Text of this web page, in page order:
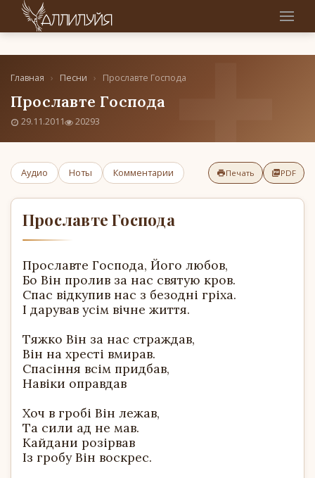
Главная › Песни › Прославте Господа
Прославте Господа
29.11.2011 20293
Аудио Ноты Комментарии Печать PDF
Прославте Господа
Прославте Господа, Його любов,
Бо Він пролив за нас святую кров.
Спас відкупив нас з безодні гріха.
І дарував усім вічне життя.
Тяжко Він за нас страждав,
Він на хресті вмирав.
Спасіння всім придбав,
Навіки оправдав
Хоч в гробі Він лежав,
Та сили ад не мав.
Кайдани розірвав
Із гробу Він воскрес.